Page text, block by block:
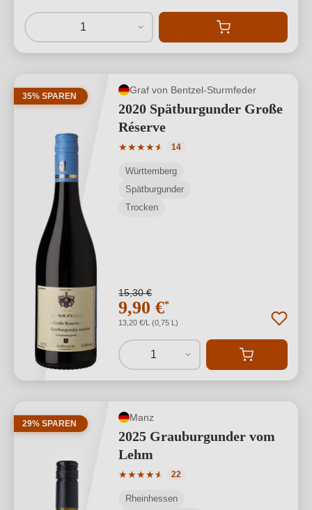
1
35% SPAREN
Graf von Bentzel-Sturmfeder
2020 Spätburgunder Große
Réserve
★★★★★
★
Durchschnittliche Bewertung von 4.64
14
Württemberg
Spätburgunder
Trocken
15,30 €
9,90 €*
13,20 €/L (0,75 L)
1
29% SPAREN
Manz
2025 Grauburgunder vom
Lehm
★★★★★
★
Durchschnittliche Bewertung von 4.86
22
Rheinhessen